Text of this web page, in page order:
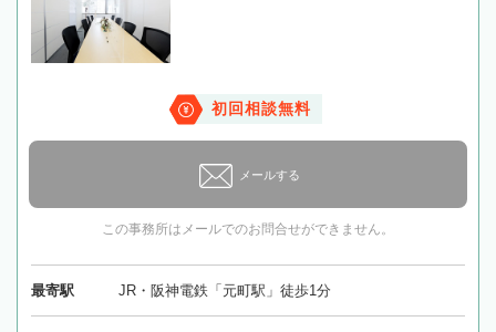
初回相談無料
メールする
この事務所はメールでのお問合せができません。
最寄駅 JR・阪神電鉄「元町駅」徒歩1分